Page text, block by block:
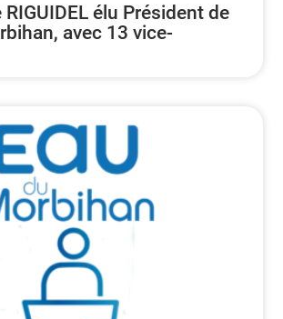
élu Président de
avec 13 vice-